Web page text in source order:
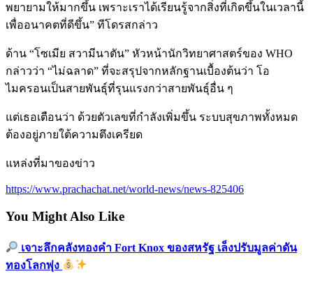
พยายามให้มากขึ้น เพราะเราได้เรียนรู้จากสิ่งที่เกิดขึ้นในเวลานี้
เพื่ออนาคตที่ดีขึ้น” ทีโดรสกล่าว
ด้าน “โซเมีย สวามีนาตัน” หัวหน้านักวิทยาศาสตร์ของ WHO
กล่าวว่า “ไม่ฉลาด” ที่จะสรุปจากหลักฐานเบื้องต้นว่า โอ
ไมครอนเป็นสายพันธุ์ที่รุนแรงกว่าสายพันธุ์อื่น ๆ
แต่เธอเตือนว่า ด้วยตัวเลขที่กำลังเพิ่มขึ้น ระบบสุขภาพทั้งหมด
ต้องอยู่ภายใต้ความตึงเครียด
แหล่งที่มาของข่าว
https://www.prachachat.net/world-news/news-825406
You Might Also Like
เจาะลึกคลังทองคำ Fort Knox ของสหรัฐ เล็งปรับมูลค่าดัน
ทองโลกพุ่ง